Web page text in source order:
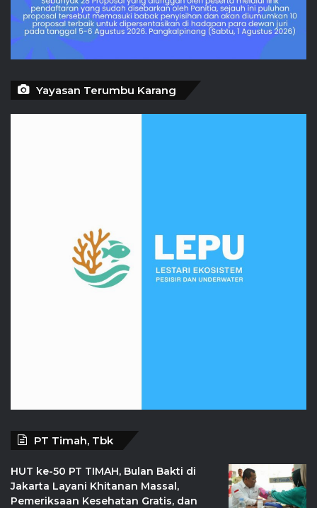
Yayasan Terumbu Karang
PT Timah, Tbk
HUT ke-50 PT TIMAH, Bulan Bakti di
Jakarta Layani Khitanan Massal,
Pemeriksaan Kesehatan Gratis, dan